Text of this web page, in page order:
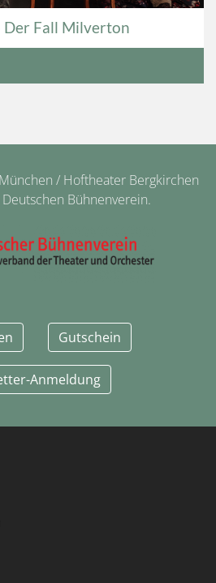
Der Fall Milverton
/ Hoftheater Bergkirchen
Bühnenverein.
Gutschein
Anmeldung